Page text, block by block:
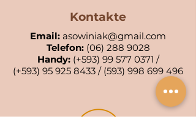
Kontakte
Email: asowiniak@gmail.com
Telefon: (06) 288 9028
Handy: (+593) 99 577 0371 /
(+593) 95 925 8433 / (593) 998 699 496